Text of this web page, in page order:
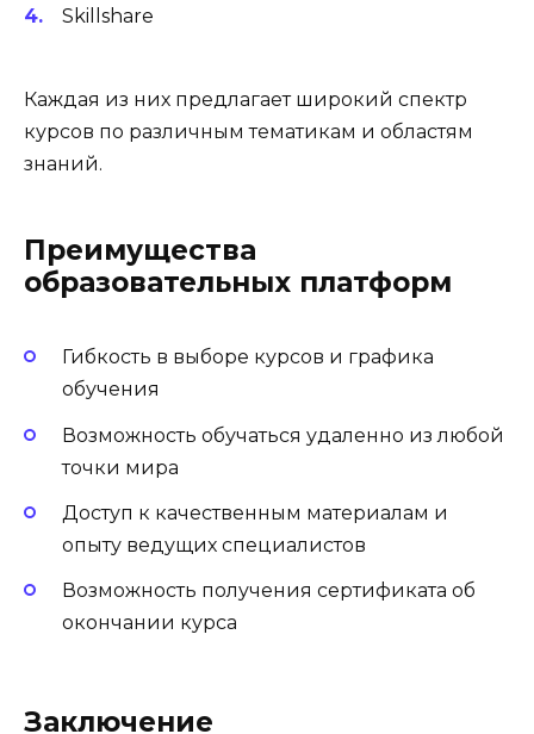
Skillshare
Каждая из них предлагает широкий спектр
курсов по различным тематикам и областям
знаний.
Преимущества
образовательных платформ
Гибкость в выборе курсов и графика
обучения
Возможность обучаться удаленно из любой
точки мира
Доступ к качественным материалам и
опыту ведущих специалистов
Возможность получения сертификата об
окончании курса
Заключение